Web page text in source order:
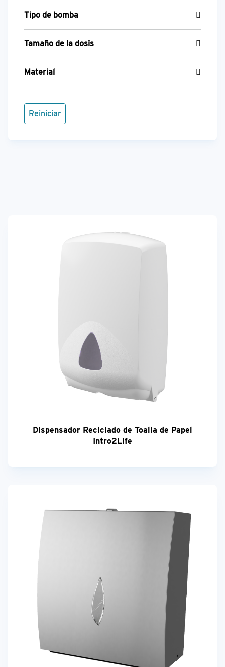
Tipo de bomba
Tamaño de la dosis
Material
Reiniciar
Dispensador Reciclado de Toalla de Papel
Intro2Life